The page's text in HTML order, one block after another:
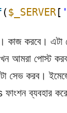
($_SERVER[
কাজ করবে।
যখন আমরা
সেভ করব।
ব্যবহার করে